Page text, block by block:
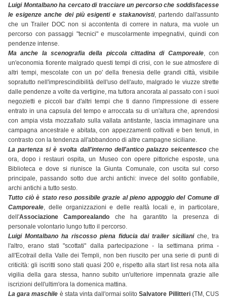
Luigi Montalbano ha cercato di tracciare un percorso che soddisfacesse
le esigenze anche dei più esigenti e stakanovisti, partendo dall'assunto
che un Trailer DOC non si accontenta di correre in natura, ma vuole un
percorso con passaggi "tecnici" e muscolarmente impegnativi, quindi con
pendenze intense.
Ma anche la scenografia della piccola cittadina di Camporeale, con
un'economia fiorente malgrado questi tempi di crisi, con le sue atmosfere di
altri tempi, mescolate con un po' della frenesia delle grandi città, visibile
sopratutto nell'imprescindibilità dell'uso dell'auto, malgrado le viuzze strette
dalle pendenze a volte da vertigine, ma tuttora ancorata al passato con i suoi
negozietti e piccoli bar d'altri tempi che ti danno l'impressione di essere
entrato in una capsula del tempo e arroccata su di un'altura che, aprendosi
con ampia vista mozzafiato sulla vallata antistante, lascia immaginare una
campagna ancestrale e abitata, con appezzamenti coltivati e ben tenuti, in
contrasto con la tendenza all'abbandono di altre campagne siciliane.
La partenza si è svolta dall'interno dell'antico palazzo seicentescoche
ora, dopo i restauri ospita, un Museo con opere pittoriche esposte, una
Biblioteca e dove si riunisce la Giunta Comunale, con uscita sul corso
principale, passando sotto due archi antichi: invece del solito gonfiabile,
archi antichi a tutto sesto.
Tutto ciò è stato reso possibile grazie al pieno appoggio del Comune di
Camporeale, delle organizzazioni e delle realtà locali e, in particolare,
dell'Associazione Camporealando che ha garantito la presenza di
personale volontario lungo tutto il percorso.
Luigi Montalbano ha riscosso piena fiducia dai trailer sicilianiche, tra
l'altro, erano stati "scottati" dalla partecipazione - la settimana prima -
all'Ecotrail della Valle dei Templi, non ben riuscito per una serie di punti di
criticità: gli iscritti sono stati quasi 200 e, rispetto alla start list resa nota alla
vigilia della gara stessa, hanno subito un'ulteriore impennata grazie alle
iscrizioni dell'ultim'ora la domenica mattina.
La gara maschile è stata vinta dall'ormai solitoSalvatore Pillitteri(TM, CUS